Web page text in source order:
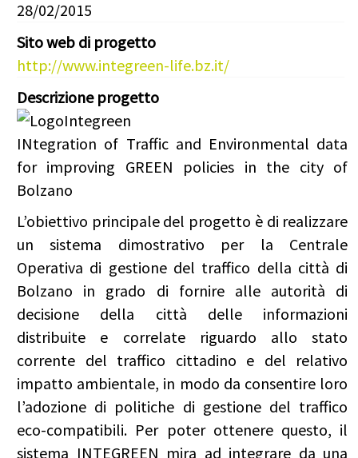
28/02/2015
Sito web di progetto
http://www.integreen-life.bz.it/
Descrizione progetto
INtegration of Traffic and Environmental data
for improving GREEN policies in the city of
Bolzano
L’obiettivo principale del progetto è di realizzare
un sistema dimostrativo per la Centrale
Operativa di gestione del traffico della città di
Bolzano in grado di fornire alle autorità di
decisione della città delle informazioni
distribuite e correlate riguardo allo stato
corrente del traffico cittadino e del relativo
impatto ambientale, in modo da consentire loro
l’adozione di politiche di gestione del traffico
eco-compatibili. Per poter ottenere questo, il
sistema INTEGREEN mira ad integrare da una